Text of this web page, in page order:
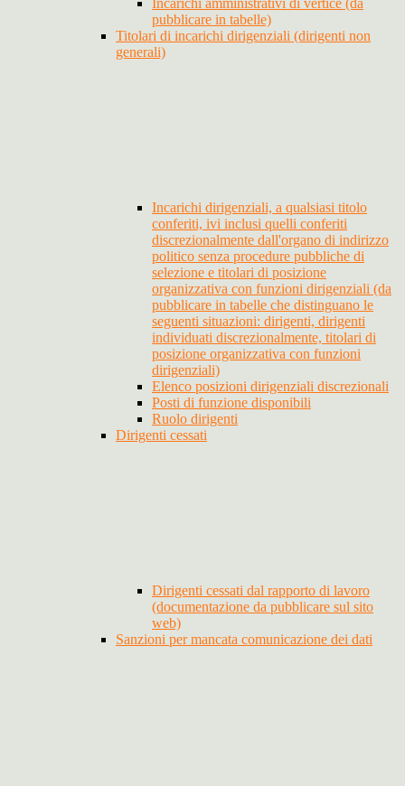
Incarichi amministrativi di vertice (da
pubblicare in tabelle)
Titolari di incarichi dirigenziali (dirigenti non
generali)
Incarichi dirigenziali, a qualsiasi titolo
conferiti, ivi inclusi quelli conferiti
discrezionalmente dall'organo di indirizzo
politico senza procedure pubbliche di
selezione e titolari di posizione
organizzativa con funzioni dirigenziali (da
pubblicare in tabelle che distinguano le
seguenti situazioni: dirigenti, dirigenti
individuati discrezionalmente, titolari di
posizione organizzativa con funzioni
dirigenziali)
Elenco posizioni dirigenziali discrezionali
Posti di funzione disponibili
Ruolo dirigenti
Dirigenti cessati
Dirigenti cessati dal rapporto di lavoro
(documentazione da pubblicare sul sito
web)
Sanzioni per mancata comunicazione dei dati